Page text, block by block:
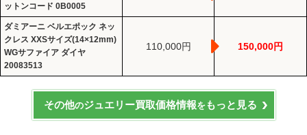
ットンコード 0B0005
ダミアーニ ベルエポック ネッ
クレス XXSサイズ(14×12mm)
WGサファイア ダイヤ
20083513
110,000円 150,000円
その他のジュエリー買取価格情報をもっと見る